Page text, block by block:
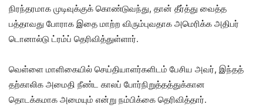
நிரந்தரமாக முடிவுக்குக் கொண்டுவந்து, தான் தீர்த்து வைத்த
பத்தாவது போராக இதை மாற்ற விரும்புவதாக அமெரிக்க அதிபர்
டொனால்டு ட்ரம்ப் தெரிவித்துள்ளார்.
வெள்ளை மாளிகையில் செய்தியாளர்களிடம் பேசிய அவர், இந்தத்
தற்காலிக அமைதி நீண்ட காலப் போர்நிறுத்தத்துக்கான
தொடக்கமாக அமையும் என்று நம்பிக்கை தெரிவித்தார்.